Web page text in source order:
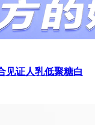
见证人乳低聚糖白